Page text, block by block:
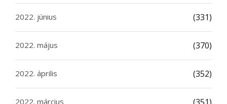
2022. június (331)
2022. május (370)
2022. április (352)
2022. március (351)